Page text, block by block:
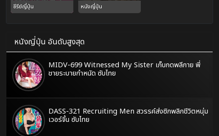
ซีรีย์ญี่ปุ่น หนังญี่ปุ่น
หนังญี่ปุ่น อันดับสูงสุด
MIDV-699 Witnessed My Sister เก็บกดพลีกาย พี่
ชายระบายกำหนัด ซับไทย
DASS-321 Recruiting Men สวรรค์ส่งซิกพลิกชีวิตหนุ่ม
เวอร์จิ้น ซับไทย